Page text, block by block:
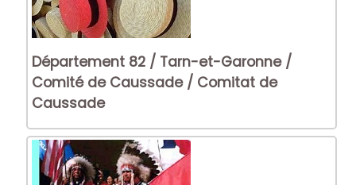
Département 82 / Tarn-et-Garonne /
Comité de Caussade / Comitat de
Caussade